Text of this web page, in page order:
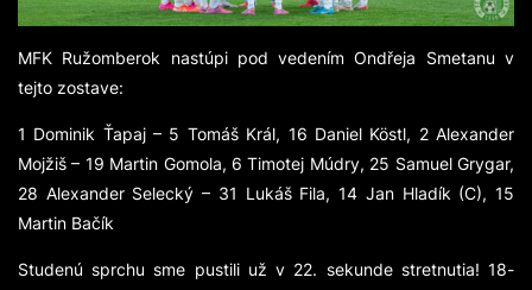
MFK Ružomberok nastúpi pod vedením Ondřeja Smetanu v
tejto zostave:
1 Dominik Ťapaj – 5 Tomáš Král, 16 Daniel Köstl, 2 Alexander
Mojžiš – 19 Martin Gomola, 6 Timotej Múdry, 25 Samuel Grygar,
28 Alexander Selecký – 31 Lukáš Fila, 14 Jan Hladík (C), 15
Martin Bačík
Studenú sprchu sme pustili už v 22. sekunde stretnutia! 18-